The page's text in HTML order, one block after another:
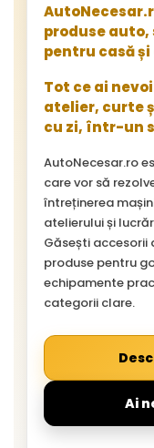
produse
pentru casă
Tot ce ai
atelier, curte
cu zi, într-un
AutoNecesar.ro
care vor să
întreținerea
atelierului și
Găsești accesorii
produse pentru
echipamente
categorii clare.
Ai